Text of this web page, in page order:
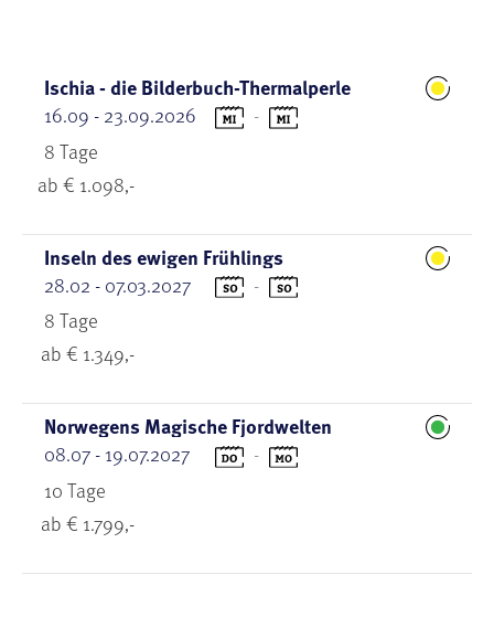
Ischia - die Bilderbuch-Thermalperle
16.09 - 23.09.2026
-
8 Tage
ab € 1.098,-
Inseln des ewigen Frühlings
28.02 - 07.03.2027
-
8 Tage
ab € 1.349,-
Norwegens Magische Fjordwelten
08.07 - 19.07.2027
-
10 Tage
ab € 1.799,-